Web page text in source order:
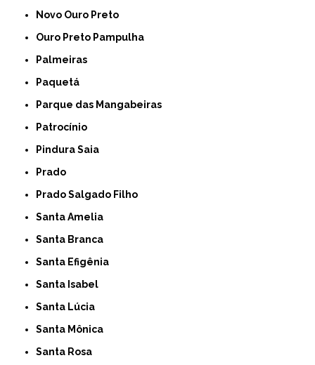
Novo Ouro Preto
Ouro Preto Pampulha
Palmeiras
Paquetá
Parque das Mangabeiras
Patrocínio
Pindura Saia
Prado
Prado Salgado Filho
Santa Amelia
Santa Branca
Santa Efigênia
Santa Isabel
Santa Lúcia
Santa Mônica
Santa Rosa